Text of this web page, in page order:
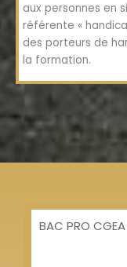
aux personnes en
référente «
des porteurs de
la formation.
BAC PRO